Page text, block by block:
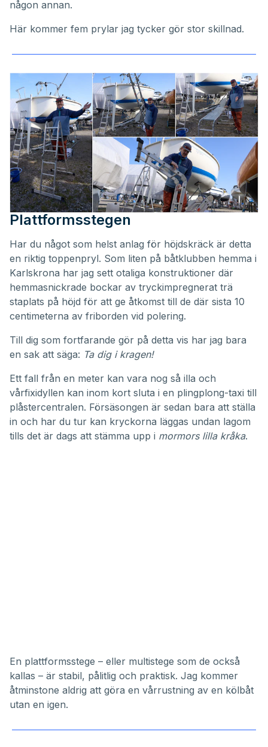
någon annan.
Här kommer fem prylar jag tycker gör stor skillnad.
Plattformsstegen
Har du något som helst anlag för höjdskräck är detta
en riktig toppenpryl. Som liten på båtklubben hemma i
Karlskrona har jag sett otaliga konstruktioner där
hemmasnickrade bockar av tryckimpregnerat trä
staplats på höjd för att ge åtkomst till de där sista 10
centimeterna av friborden vid polering.
Till dig som fortfarande gör på detta vis har jag bara
en sak att säga: Ta dig i kragen!
Ett fall från en meter kan vara nog så illa och
vårfixidyllen kan inom kort sluta i en plingplong-taxi till
plåstercentralen. Försäsongen är sedan bara att ställa
in och har du tur kan kryckorna läggas undan lagom
tills det är dags att stämma upp i mormors lilla kråka.
En plattformsstege – eller multistege som de också
kallas – är stabil, pålitlig och praktisk. Jag kommer
åtminstone aldrig att göra en vårrustning av en kölbåt
utan en igen.